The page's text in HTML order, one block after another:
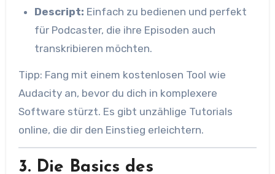
Descript: Einfach zu bedienen und perfekt
für Podcaster, die ihre Episoden auch
transkribieren möchten.
Tipp: Fang mit einem kostenlosen Tool wie
Audacity an, bevor du dich in komplexere
Software stürzt. Es gibt unzählige Tutorials
online, die dir den Einstieg erleichtern.
3. Die Basics des